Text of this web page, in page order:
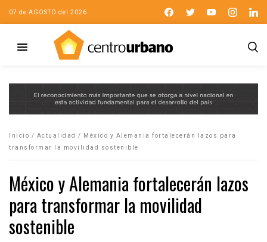
07 de AGOSTO del 2026
Inicio / Actualidad /
México y Alemania fortalecerán lazos para
transformar la movilidad sostenible
México y Alemania fortalecerán lazos
para transformar la movilidad
sostenible